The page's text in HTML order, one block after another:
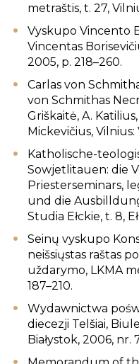
metraštis, t. 27,
Vyskupo Vincento
Vincentas
2005, p. 218–260.
Carlas von
von Schmithas
Griškaitė, A.
Mickevičius,
Katholische-
Sowjetlitauen: die
Priesterseminars,
und die
Studia Ełckie, t. 8,
Seinų vyskupo
neišsiųstas raštas
uždarymo, LKMA
187–210.
Wydawnictwa
diecezji Telšiai,
Białystok, 2006, nr.